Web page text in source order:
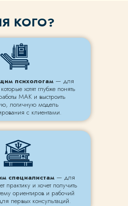
специалистам— для
практику и хочет получить
ориентиров и рабочий
первых консультаций.
КОГО?
психологам — для
хотят глубже понять
МАК и выстроить
логичную модель
с клиентами.